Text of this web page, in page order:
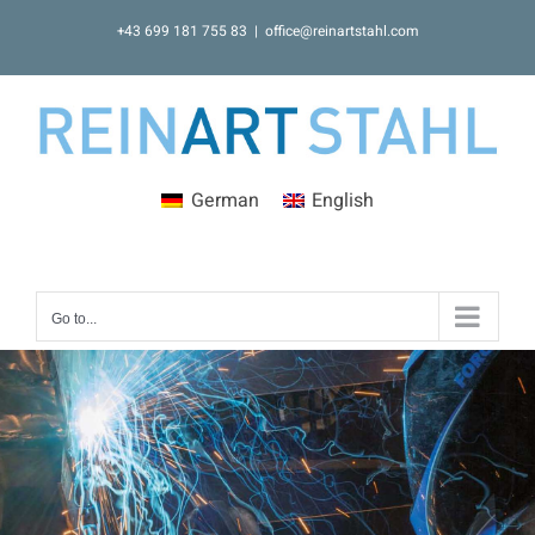
content
+43 699 181 755 83 | office@reinartstahl.com
German English
Go to...